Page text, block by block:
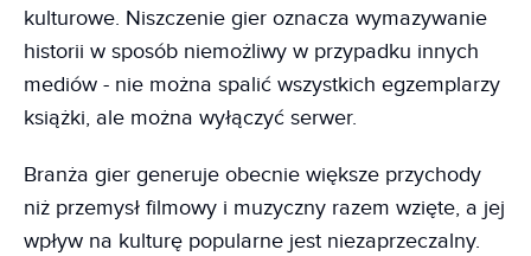
kulturowe. Niszczenie gier oznacza wymazywanie
historii w sposób niemożliwy w przypadku innych
mediów - nie można spalić wszystkich egzemplarzy
książki, ale można wyłączyć serwer.
Branża gier generuje obecnie większe przychody
niż przemysł filmowy i muzyczny razem wzięte, a jej
wpływ na kulturę popularne jest niezaprzeczalny.